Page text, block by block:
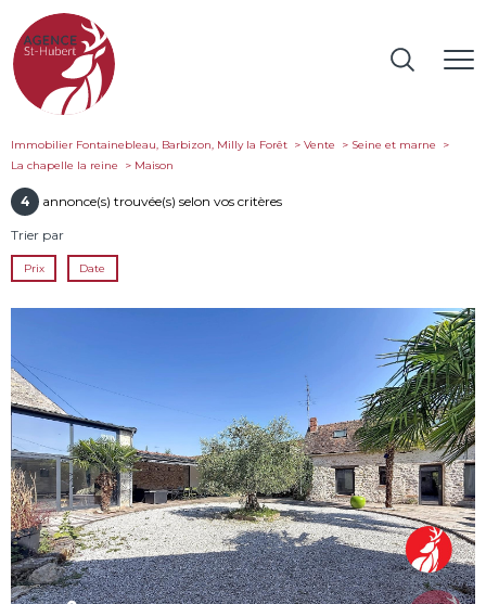
Immobilier Fontainebleau, Barbizon, Milly la Forêt Vente
Seine et marne
La chapelle la reine
maison
4 annonce(s) trouvée(s) selon vos critères
Trier par
Prix Date